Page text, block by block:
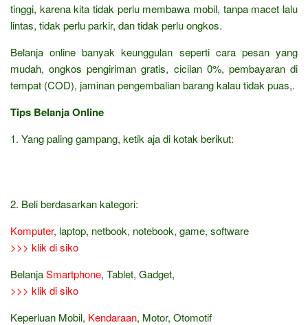
tinggi, karena kita tidak perlu membawa mobil, tanpa macet lalu
lintas, tidak perlu parkir, dan tidak perlu ongkos.
Belanja online banyak keunggulan seperti cara pesan yang
mudah, ongkos pengiriman gratis, cicilan 0%, pembayaran di
tempat (COD), jaminan pengembalian barang kalau tidak puas,.
Tips Belanja Online
1. Yang paling gampang, ketik aja di kotak berikut:
2. Beli berdasarkan kategori:
Komputer, laptop, netbook, notebook, game, software
>>> klik di siko
BelanjaSmartphone, Tablet, Gadget,
>>> klik di siko
Keperluan Mobil, Kendaraan, Motor, Otomotif